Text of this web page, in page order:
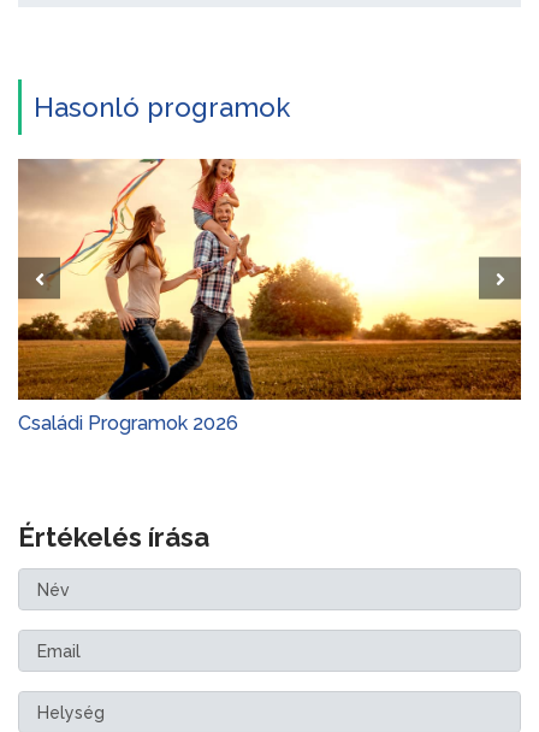
Hasonló programok
Családi Programok 2026
Értékelés írása